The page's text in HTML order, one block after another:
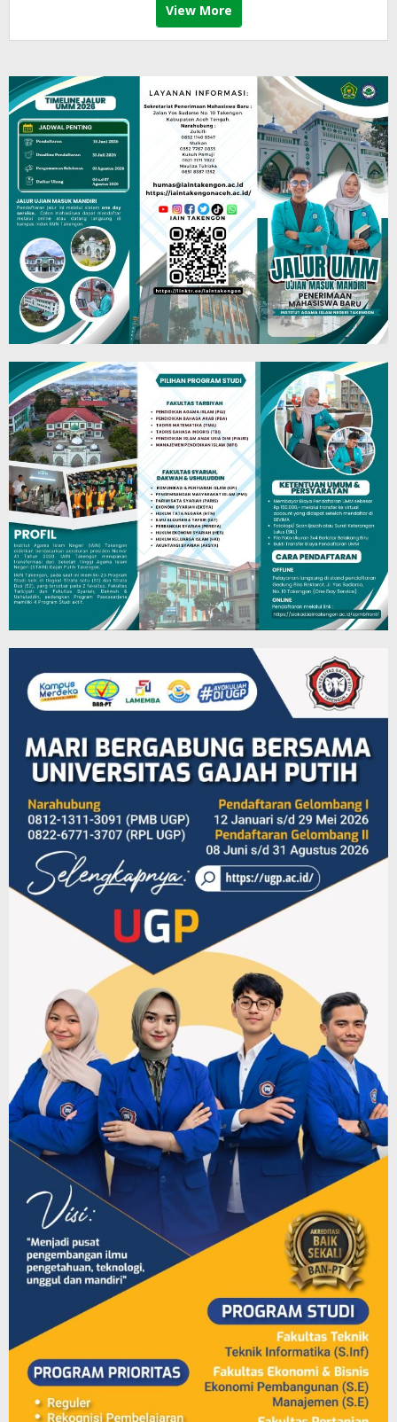
View More